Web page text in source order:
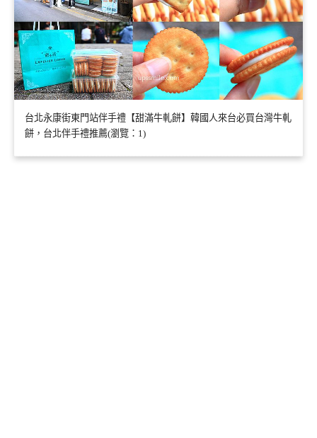
台北永康街東門站伴手禮【甜滿牛軋餅】韓國人來台必買台灣牛軋
餅，台北伴手禮推薦(瀏覽：1)